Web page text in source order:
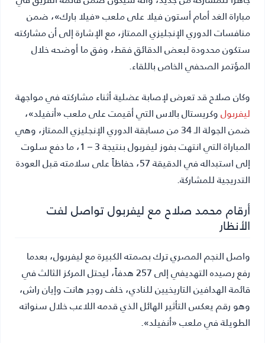
مباراة الغد أمام أستون فيلا على ملعب «فيلا بارك»، ضمن
منافسات الدوري الإنجليزي الممتاز، مع الإشارة إلى أن مشاركته
ستكون محدودة لبعض الدقائق فقط، وفق ما أوضحه خلال
المؤتمر الصحفي الخاص باللقاء.
وكان صلاح قد تعرض لإصابة عضلية أثناء مشاركته في مواجهة
ليفربولوكريستال بالاس التي أقيمت على ملعب «أنفيلد»،
ضمن الجولة الـ 34 من مسابقة الدوري الإنجليزي الممتاز، وهي
المباراة التي انتهت بفوز ليفربول بنتيجة 3 – 1، ما دفع سلوت
إلى استبداله في الدقيقة 57، حفاظاً على سلامته قبل العودة
التدريجية للمشاركة.
أرقام محمد صلاح مع ليفربول تواصل لفت
الأنظار
واصل النجم المصري ترك بصمته الكبيرة مع ليفربول، بعدما
رفع رصيده التهديفي إلى 257 هدفاً، ليحتل المركز الثالث في
قائمة الهدافين التاريخيين للنادي، خلف روجر هانت وإيان راش،
وهو رقم يعكس التأثير الهائل الذي قدمه اللاعب خلال سنواته
الطويلة في ملعب «أنفيلد».